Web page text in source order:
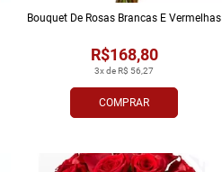
COMPRAR
3x de R$ 56,27
R$168,80
Bouquet De Rosas Brancas E Vermelhas